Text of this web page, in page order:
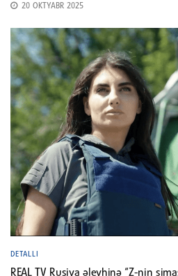
20 OKTYABR 2025
DETALLI
REAL TV Rusiya əleyhinə “Z-nin